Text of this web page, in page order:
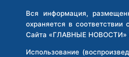
Вся информация,
охраняется в
Сайта «ГЛАВНЫЕ НОВОСТИ»
Использование